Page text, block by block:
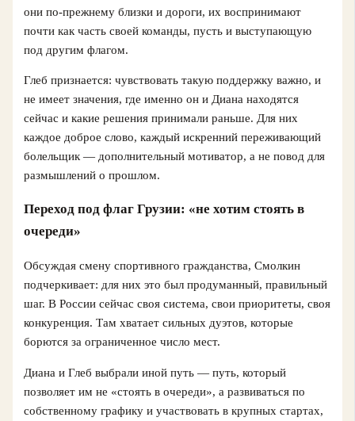
они по‑прежнему близки и дороги, их воспринимают
почти как часть своей команды, пусть и выступающую
под другим флагом.
Глеб признается: чувствовать такую поддержку важно, и
не имеет значения, где именно он и Диана находятся
сейчас и какие решения принимали раньше. Для них
каждое доброе слово, каждый искренний переживающий
болельщик — дополнительный мотиватор, а не повод для
размышлений о прошлом.
Переход под флаг Грузии: «не хотим стоять в
очереди»
Обсуждая смену спортивного гражданства, Смолкин
подчеркивает: для них это был продуманный, правильный
шаг. В России сейчас своя система, свои приоритеты, своя
конкуренция. Там хватает сильных дуэтов, которые
борются за ограниченное число мест.
Диана и Глеб выбрали иной путь — путь, который
позволяет им не «стоять в очереди», а развиваться по
собственному графику и участвовать в крупных стартах,